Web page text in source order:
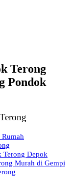
Terong
Pondok
Terong Depok
Murah di Gempi